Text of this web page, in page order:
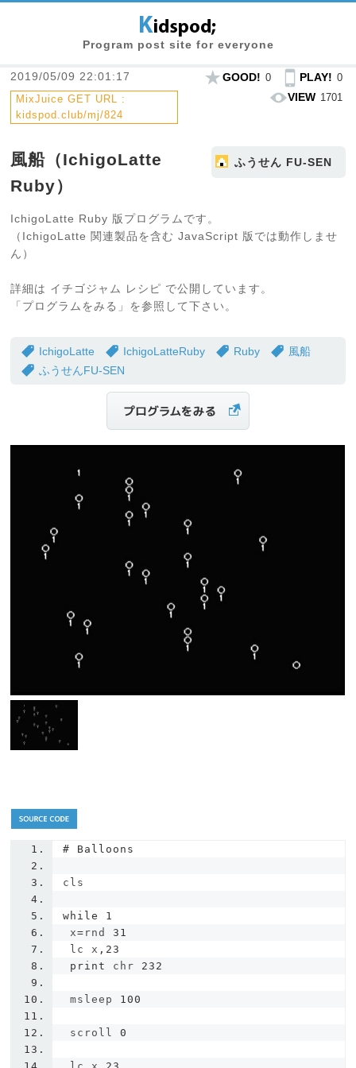
Program post site for everyone
2019/05/09 22:01:17
MixJuice GET URL :
kidspod.club/mj/824
GOOD! 0 PLAY! 0
VIEW 1701
ふうせん FU-SEN
風船（IchigoLatte
Ruby）
IchigoLatte Ruby 版プログラムです。
（IchigoLatte 関連製品を含む JavaScript 版では動作しませ
ん）
詳細は イチゴジャム レシピ で公開しています。
「プログラムをみる」を参照して下さい。
IchigoLatte IchigoLatteRuby Ruby
風船
ふうせんFU-SEN
# Balloons
cls
while
1
x= rnd 31
lc x , 23
print
chr 232
msleep 100
scroll 0